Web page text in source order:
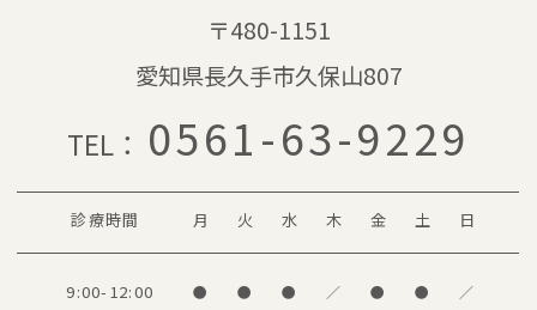
〒480-1151
愛知県長久手市久保山807
TEL： 0561-63-9229
診療時間 月 火 水 木 金 土 日
9:00-12:00 ● ● ● ／ ● ● ／